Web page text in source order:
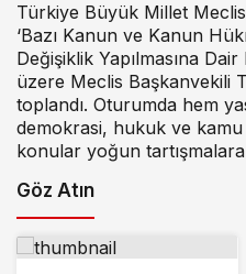
Türkiye Büyük Millet
‘Bazı Kanun ve Kanun
Değişiklik Yapılmasına
üzere Meclis Başkanvekili
toplandı. Oturumda hem
demokrasi, hukuk ve
konular yoğun
Göz Atın